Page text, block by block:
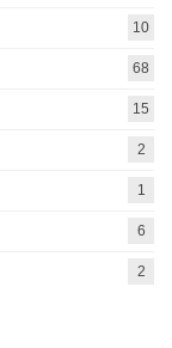
10
68
15
2
1
6
2